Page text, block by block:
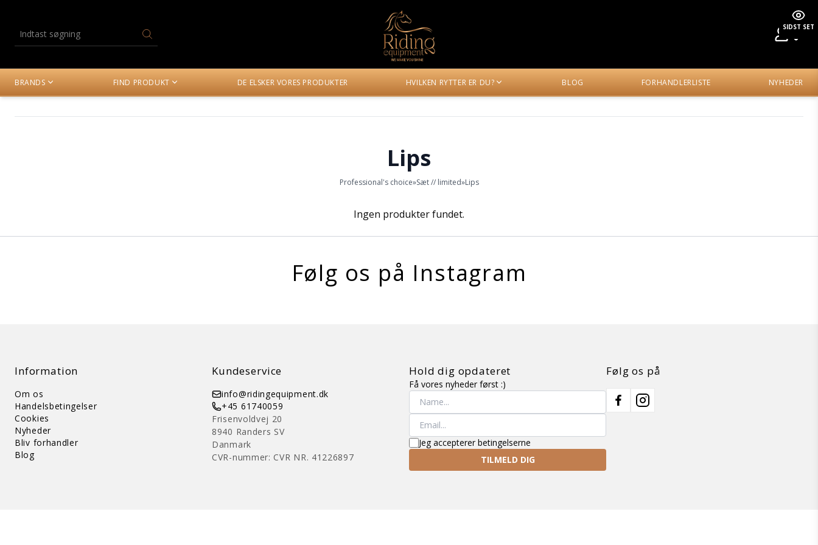
BRANDS FIND PRODUKT DE ELSKER VORES PRODUKTER HVILKEN RYTTER ER DU? BLOG FORHANDLERLISTE NYHEDER
Lips
Professional's choice»Sæt // limited»Lips
Ingen produkter fundet.
Følg os på Instagram
Information
Om os
Handelsbetingelser
Cookies
Nyheder
Bliv forhandler
Blog
Kundeservice
info@ridingequipment.dk
+45 61740059
Frisenvoldvej 20
8940 Randers SV
Danmark
CVR-nummer: CVR NR. 41226897
Hold dig opdateret
Få vores nyheder først :)
Jeg accepterer betingelserne
TILMELD DIG
Følg os på
FacebookInstagram
SIDST SET